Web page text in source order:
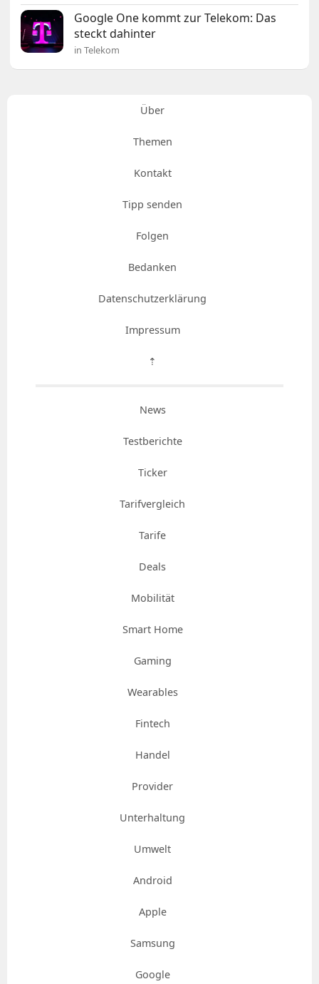
Google One kommt zur Telekom: Das
steckt dahinter
in Telekom
Über
Themen
Kontakt
Tipp senden
Folgen
Bedanken
Datenschutzerklärung
Impressum
⇡
News
Testberichte
Ticker
Tarifvergleich
Tarife
Deals
Mobilität
Smart Home
Gaming
Wearables
Fintech
Handel
Provider
Unterhaltung
Umwelt
Android
Apple
Samsung
Google